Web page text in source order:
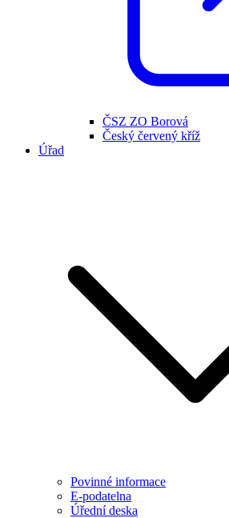
ČSZ ZO Borová
Český červený kříž
Úřad
Povinné informace
E-podatelna
Úřední deska